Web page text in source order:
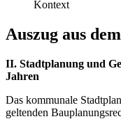
Kontext
Auszug aus
II. Stadtplanung und
Jahren
Das kommunale
geltenden